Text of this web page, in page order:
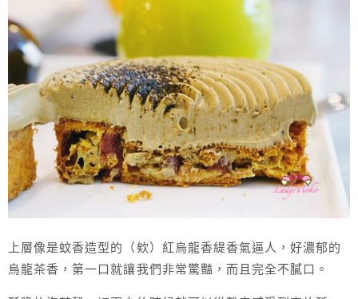
上層像是蚊香造型的（欸）紅烏龍香緹香氣逼人，好濃郁的
烏龍茶香，第一口就讓我們非常驚豔，而且完全不膩口。